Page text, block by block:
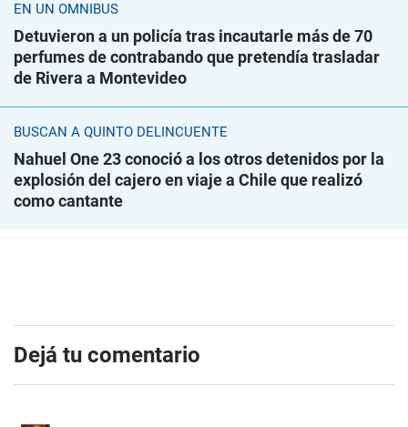
EN UN ÓMNIBUS
Detuvieron a un policía tras incautarle más de 70
perfumes de contrabando que pretendía trasladar
de Rivera a Montevideo
BUSCAN A QUINTO DELINCUENTE
Nahuel One 23 conoció a los otros detenidos por la
explosión del cajero en viaje a Chile que realizó
como cantante
Dejá tu comentario